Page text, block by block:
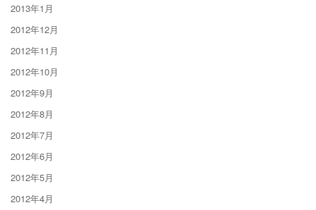
2013年1月
2012年12月
2012年11月
2012年10月
2012年9月
2012年8月
2012年7月
2012年6月
2012年5月
2012年4月